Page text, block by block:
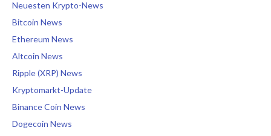
Neuesten Krypto-News
Bitcoin News
Ethereum News
Altcoin News
Ripple (XRP) News
Kryptomarkt-Update
Binance Coin News
Dogecoin News